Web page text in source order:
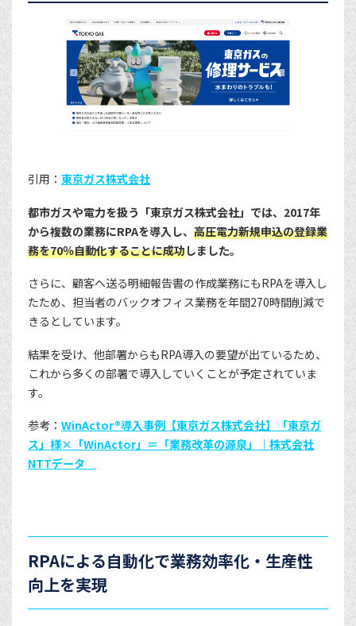
引用： 東京ガス株式会社
都市ガスや電力を扱う「東京ガス株式会社」では、2017年
から複数の業務にRPAを導入し、 高圧電力新規申込の登録業
務を70％自動化することに成功しました。
さらに、顧客へ送る明細報告書の作成業務にもRPAを導入し
たため、担当者のバックオフィス業務を年間270時間削減で
きるとしています。
結果を受け、他部署からもRPA導入の要望が出ているため、
これから多くの部署で導入していくことが予定されていま
す。
参考： WinActor®導入事例【東京ガス株式会社】「東京ガ
ス」様×「WinActor」＝「業務改革の源泉」｜株式会社
NTTデータ
RPAによる自動化で業務効率化・生産性
向上を実現